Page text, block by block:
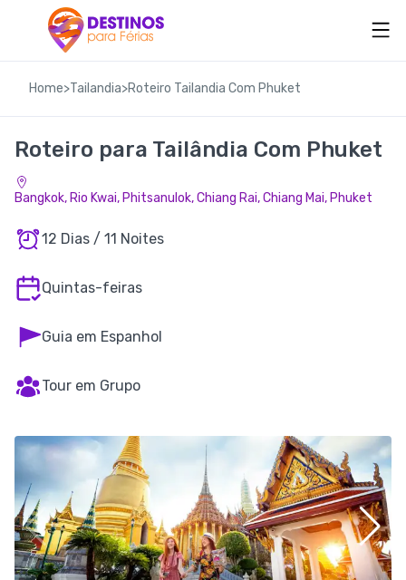
Home>Tailandia>Roteiro Tailandia Com Phuket
Roteiro para Tailândia Com Phuket
Bangkok, Rio Kwai, Phitsanulok, Chiang Rai, Chiang Mai, Phuket
12 Dias / 11 Noites
Quintas-feiras
Guia em Espanhol
Tour em Grupo